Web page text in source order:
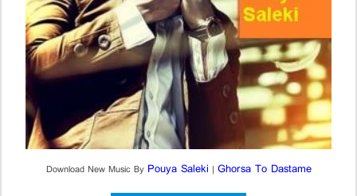
Download New Music By Pouya Saleki | Ghorsa To Dastame